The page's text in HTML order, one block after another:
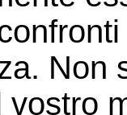
Non
vostro